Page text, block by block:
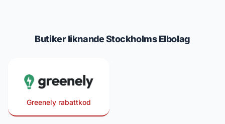
Butiker liknande Stockholms Elbolag
Greenely rabattkod